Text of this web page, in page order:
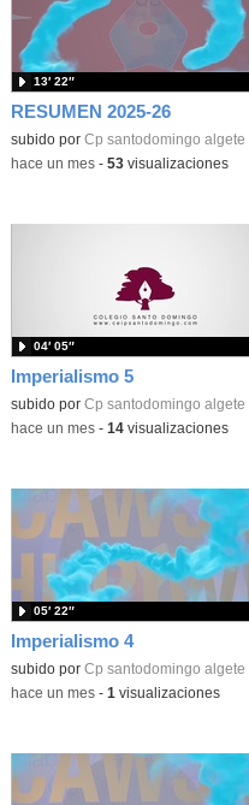
RESUMEN 2025-26
subido por Cp santodomingo algete
13′ 22″
-hace un mes- 53visualizaciones
Imperialismo 5
Contenido educativo.
subido por Cp santodomingo algete
04′ 05″
-hace un mes- 14visualizaciones
Imperialismo 4
Contenido educativo.
subido por Cp santodomingo algete
05′ 22″
-hace un mes- 1 visualizaciones